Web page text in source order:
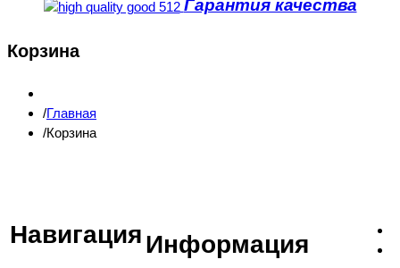
Гарантия качества
Корзина
Главная
Корзина
НавигацияИнформация